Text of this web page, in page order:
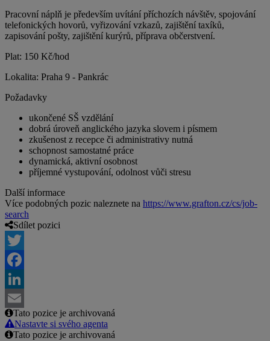
Pracovní náplň je především uvítání příchozích návštěv, spojování
telefonických hovorů, vyřizování vzkazů, zajištění taxíků,
zapisování pošty, zajištění kurýrů, příprava občerstvení.
Plat: 150 Kč/hod
Lokalita: Praha 9 - Pankrác
Požadavky
ukončené SŠ vzdělání
dobrá úroveň anglického jazyka slovem i písmem
zkušenost z recepce či administrativy nutná
schopnost samostatné práce
dynamická, aktivní osobnost
příjemné vystupování, odolnost vůči stresu
Další informace
Více podobných pozic naleznete na https://www.grafton.cz/cs/job-
search
Sdílet pozici
Twitter
Facebook
LinkedIn
Email
Tato pozice je archivovaná
Nastavte si svého agenta
Tato pozice je archivovaná